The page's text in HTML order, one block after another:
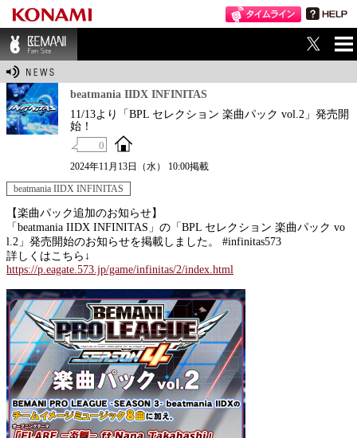
BEMANI Fan Sit
beatmania IIDX INFINITAS
11/13より「BPL セレクション 楽曲パック vol.2」発売開
始！
0
2024年11月13日（水） 10:00掲載
beatmania IIDX INFINITAS
【楽曲パック追加のお知らせ】
「beatmania IIDX INFINITAS」の「BPL セレクション 楽曲パック vo
l.2」発売開始のお知らせを掲載しました。 #infinitas573
詳しくはこちら↓
https://p.eagate.573.jp/game/infinitas/2/index.html